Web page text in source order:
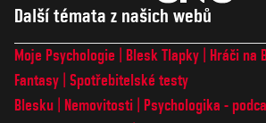
Další témata z našich webů
Moje Psychologie Blesk Tlapky Hráči na
Fantasy Spotřebitelské testy
Blesku
Nemovitosti
Psychologika -